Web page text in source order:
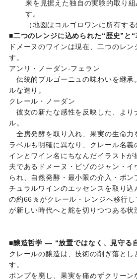
来を見据えた独自の実験的取り組
す。
（地図はコルゴロワンに所有する
■二つのレンジに込められた“歴史”と“
ドメーヌのワインは現在、二つのレン
す。
アンリ・ノーダン-フェラン
伝統的ブルゴーニュの味わいを継承
ルな造り。
クレール・ノーダン
彼女の新たな感性を反映した、より
ル。
全房発酵を取り入れ、果実の生命力
ラベルも明確に異なり、クレール名
インとワイン名にちなんだイラストが
夫であるドメーヌ・ビゾのジャン・イ
られ、自然発酵・最小限の介入・ポン
チュラルワインのエッセンスを取り込
の約66％がクレール・レンジへ移行
が新しい時代へと舵を切りつつある状
■醸造哲学 ― “放置ではなく、見守る
クレールの醸造は、技術の削ぎ落とし
す。
ポンプを廃し、果実を痛めずクリーン